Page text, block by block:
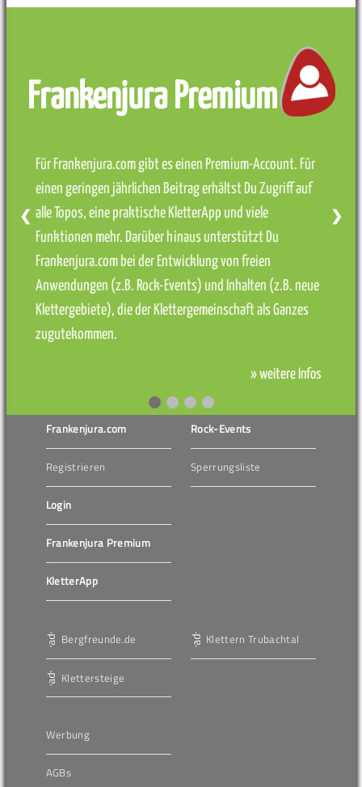
Frankenjura Premium
Für Frankenjura.com gibt es einen Premium-Account. Für
einen geringen jährlichen Beitrag erhältst Du Zugriff auf
alle Topos, eine praktische KletterApp und viele
Funktionen mehr. Darüber hinaus unterstützt Du
Frankenjura.com bei der Entwicklung von freien
Anwendungen (z.B. Rock-Events) und Inhalten (z.B. neue
Klettergebiete), die der Klettergemeinschaft als Ganzes
zugutekommen.
» weitere Infos
❮ ❯
Frankenjura.com
Registrieren
Login
Frankenjura Premium
KletterApp
Rock-Events
Sperrungsliste
Bergfreunde.de
Klettersteige
Klettern Trubachtal
Werbung
AGBs